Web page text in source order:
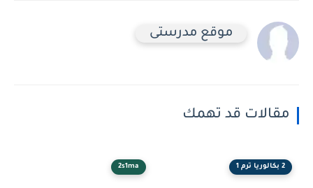
موقع مدرستى
مقالات قد تهمك
2 بكالوريا ترم 1 2s1ma